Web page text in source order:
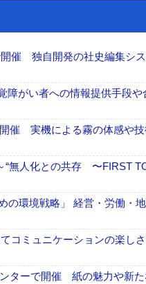
催 独自開発の社史編集シ
がい者への情報提供手段や
催 実機による霧の体感や技
“無人化との共存 〜FIRST
環境戦略」 経営・労働・地
ミュニケーションの楽し
ターで開催 紙の魅力や新